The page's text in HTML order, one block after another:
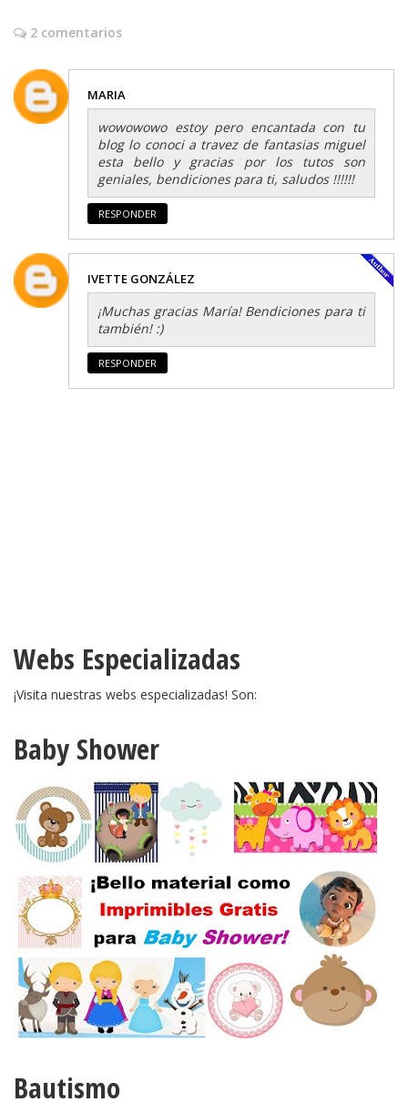
2 comentarios
MARIA
wowowowo estoy pero encantada con tu
blog lo conoci a travez de fantasias miguel
esta bello y gracias por los tutos son
geniales, bendiciones para ti, saludos !!!!!!
RESPONDER
IVETTE GONZÁLEZ
¡Muchas gracias María! Bendiciones para ti
también! :)
RESPONDER
Webs Especializadas
¡Visita nuestras webs especializadas! Son:
Baby Shower
Bautismo